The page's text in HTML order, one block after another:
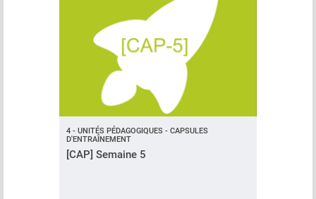
4 - UNITÉS PÉDAGOGIQUES - CAPSULES
D'ENTRAÎNEMENT
[CAP] Semaine 5